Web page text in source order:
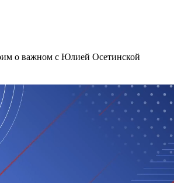
о важном с Юлией Осетинской